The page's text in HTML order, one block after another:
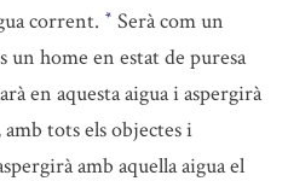
corrent. * Serà com un
un home en estat de puresa
en aquesta aigua i aspergirà
tots els objectes i
amb aquella aigua el